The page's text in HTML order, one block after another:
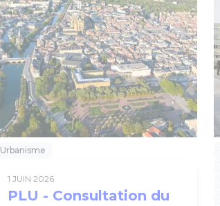
Urbanisme
1 JUIN 2026
PLU - Consultation du